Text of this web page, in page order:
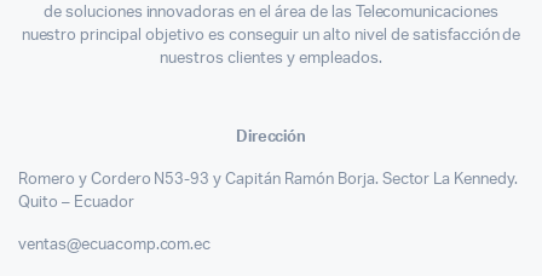
de soluciones innovadoras en el área de las Telecomunicaciones
nuestro principal objetivo es conseguir un alto nivel de satisfacción de
nuestros clientes y empleados.
Dirección
Romero y Cordero N53-93 y Capitán Ramón Borja. Sector La Kennedy.
Quito – Ecuador
ventas@ecuacomp.com.ec